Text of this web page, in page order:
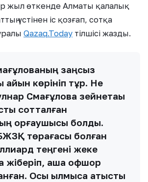
жыл өткенде Алматы қалалық
үстінен іс қозғап, сотқа
Qazaq.Today тілшісі жазды.
заңсыз
айқын көрініп тұр. Не
Смағұлова зейнетақы
сотталған
қорғаушысы болды.
төрағасы болған
теңгені жеке
жіберіп, ақша офшор
Осы қылмысқа қатысты